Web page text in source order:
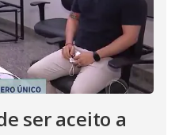
ser aceito a